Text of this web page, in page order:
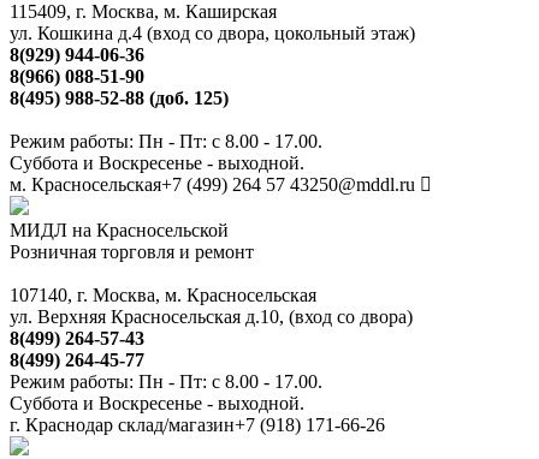
115409, г. Москва, м. Каширская
ул. Кошкина д.4 (вход со двора, цокольный этаж)
8(929) 944-06-36
8(966) 088-51-90
8(495) 988-52-88 (доб. 125)
Режим работы: Пн - Пт: с 8.00 - 17.00.
Суббота и Воскресенье - выходной.
м. Красносельская+7 (499) 264 57 43250@mddl.ru
МИДЛ на Красносельской
Розничная торговля и ремонт
107140, г. Москва, м. Красносельская
ул. Верхняя Красносельская д.10, (вход со двора)
8(499) 264-57-43
8(499) 264-45-77
Режим работы: Пн - Пт: с 8.00 - 17.00.
Суббота и Воскресенье - выходной.
г. Краснодар склад/магазин+7 (918) 171-66-26